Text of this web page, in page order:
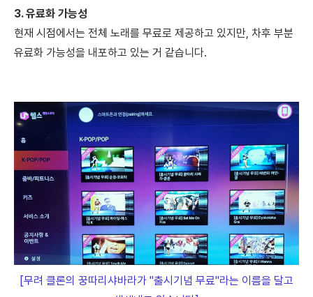
3. 유료화 가능성
현재 시점에서는 전체 노래를 무료로 제공하고 있지만, ​차후 부분
유료화 가능성을 내포하고 있는 거 같습니다.
[무려 클론의 꿍따리샤바라가 "출시기념 무료"라는 이름을 달고